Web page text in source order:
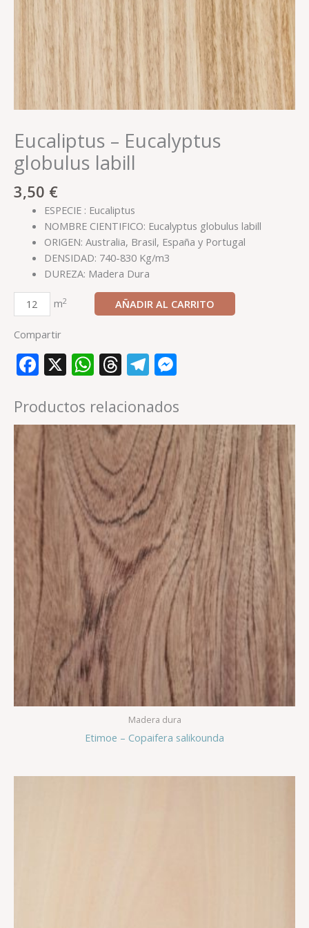
Eucaliptus – Eucalyptus
globulus labill
3,50 €
ESPECIE : Eucaliptus
NOMBRE CIENTIFICO: Eucalyptus globulus labill
ORIGEN: Australia, Brasil, España y Portugal
DENSIDAD: 740-830 Kg/m3
DUREZA: Madera Dura
m2 AÑADIR AL CARRITO
Compartir
Facebook
X WhatsApp
Threads
Telegram
Productos relacionados
Madera dura
Etimoe – Copaifera salikounda